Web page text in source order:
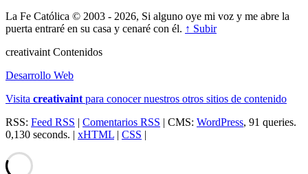
La Fe Católica © 2003 - 2026, Si alguno oye mi voz y me abre la
puerta entraré en su casa y cenaré con él. ↑ Subir
creativaint Contenidos
Desarrollo Web
Visita creativaint para conocer nuestros otros sitios de contenido
RSS: Feed RSS | Comentarios RSS | CMS: WordPress, 91 queries.
0,130 seconds. | xHTML | CSS |